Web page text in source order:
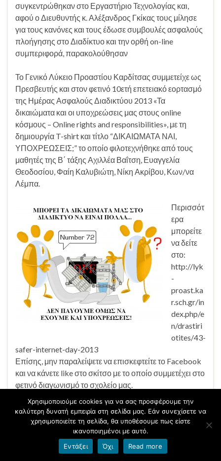
συγκεντρώθηκαν στο Εργαστήριο Τεχνολογίας και,
αφού ο Διευθυντής κ. Αλέξανδρος Γκίκας τους μίλησε
για τους κανόνες και τους έδωσε συμβουλές ασφαλούς
πλοήγησης στο Διαδίκτυο και την ορθή on-line
συμπεριφορά, παρακολούθησαν
Το Γενικό Λύκειο Προαστίου Καρδίτσας συμμετείχε ως
Πρεσβευτής και στον φετινό 10ετή επετειακό εορτασμό
της Ημέρας Ασφαλούς Διαδικτύου 2013 «Τα
δικαιώματα και οι υποχρεώσεις μας στους online
κόσμους – Online rights and responsibilities», με τη
δημιουργία T-shirt και τίτλο “ΔΙΚΑΙΩΜΑΤΑ ΝΑΙ,
ΥΠΟΧΡΕΩΣΕΙΣ;” το οποίο φιλοτεχνήθηκε από τους
μαθητές της Β΄ τάξης Αχιλλέα Βαΐτση, Ευαγγελία
Θεοδοσίου, Φαίη Καλυβιώτη, Νίκη Ακρίβου, Κων/να
Λέμπα.
Περισσότ
ερα
μπορείτε
να δείτε
στο:
http://lyk
-
proast.ka
r.sch.gr/in
dex.php/e
n/drastiri
otites/43-
safer-internet-day-2013
Επίσης, μην παραλείψετε να επισκεφτείτε το Facebook
και να κάνετε like στο σκίτσο με το οποίο συμμετέχει στο
φετινό διαγωνισμό το σχολείο μας.
Χρησιμοποιούμε cookies για να σας προσφέρουμε την
καλύτερη δυνατή εμπειρία στη σελίδα μας. Εάν συνεχίσετε να
χρησιμοποιείτε τη σελίδα, θα υποθέσουμε πως είστε
ικανοποιημένοι με αυτό.
Εντάξει
Όχι Read more